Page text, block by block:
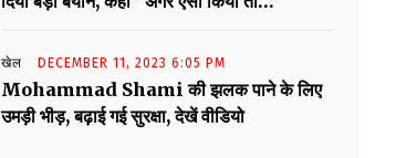
खेल DECEMBER 11, 2023 6:05 PM
Mohammad Shami की झलक पाने के लिए
उमड़ी भीड़, बढ़ाई गई सुरक्षा, देखें वीडियो